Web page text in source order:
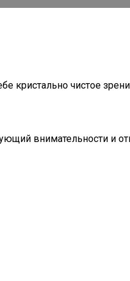
кристально чистое
внимательности и